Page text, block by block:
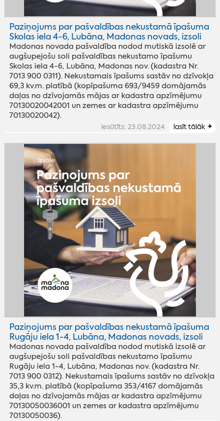
Paziņojums par pašvaldības nekustamā īpašuma
Skolas iela 4-6, Lubāna, Madonas novads, izsoli
Madonas novada pašvaldība nodod mutiskā izsolē ar
augšupejošu soli pašvaldības nekustamo īpašumu
Skolas iela 4-6, Lubāna, Madonas nov. (kadastra Nr.
7013 900 0311). Nekustamais īpašums sastāv no dzīvokļa
69,3 kv.m. platībā (kopīpašuma 693/9459 domājamās
daļas no dzīvojamās mājas ar kadastra apzīmējumu
70130020042001 un zemes ar kadastra apzīmējumu
70130020042).
iesūtīts: 23.08.2024 lasīt tālāk
Paziņojums par pašvaldības nekustamā īpašuma
Rugāju iela 1-4, Lubāna, Madonas novads, izsoli
Madonas novada pašvaldība nodod mutiskā izsolē ar
augšupejošu soli pašvaldības nekustamo īpašumu
Rugāju iela 1-4, Lubāna, Madonas nov. (kadastra Nr.
7013 900 0312). Nekustamais īpašums sastāv no dzīvokļa
35,3 kv.m. platībā (kopīpašuma 353/4167 domājamās
daļas no dzīvojamās mājas ar kadastra apzīmējumu
70130050036001 un zemes ar kadastra apzīmējumu
70130050036).